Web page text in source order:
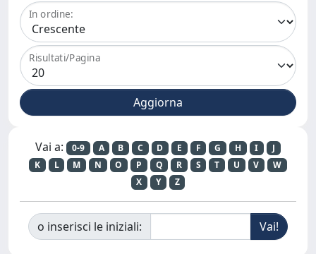
In ordine:
Risultati/Pagina
Vai a: 0-9 A B C D E F G H I
J
K
L M N O P Q R S T U V
W
X
Y Z
o inserisci le iniziali: